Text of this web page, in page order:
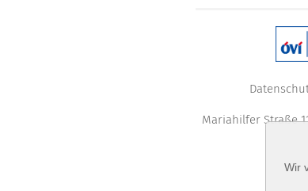
Mariahilfer Straße
Wir